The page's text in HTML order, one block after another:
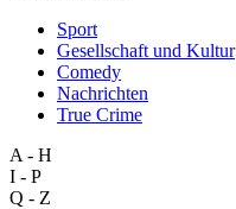
Sport
Gesellschaft und Kultur
Comedy
Nachrichten
True Crime
A - H
I - P
Q - Z